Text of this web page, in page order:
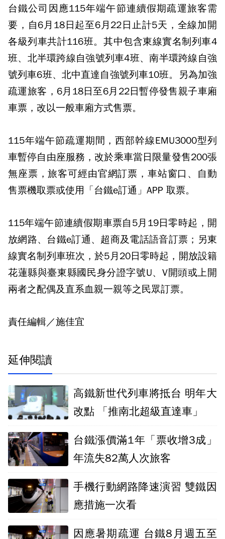
台鐵公司因應115年端午節連續假期疏運旅客需
要，自6月18日起至6月22日止計5天，全線加開
各級列車共計116班。其中包含東線實名制列車4
班、北半環跨線自強號列車4班、南半環跨線自強
號列車6班、北中直達自強號列車10班。另為加強
疏運旅客，6月18日至6月22日暫停發售親子車廂
車票，改以一般車廂方式售票。
115年端午節疏運期間，西部幹線EMU3000型列
車暫停自由座服務，改於乘車當日限量發售200張
無座票，旅客可經由官網訂票，車站窗口、自動
售票機取票或使用「台鐵e訂通」APP 取票。
115年端午節連續假期車票自5月19日零時起，開
放網路、台鐵e訂通、超商及電話語音訂票；另東
線實名制列車班次，於5月20日零時起，開放設籍
花蓮縣與臺東縣國民身分證字號U、V開頭或上開
兩者之配偶及直系血親一親等之民眾訂票。
責任編輯／施佳宜
延伸閱讀
高鐵新世代列車將抵台 明年大
改點 「推南北超級直達車」
台鐵漲價滿1年「票收增3成」
年流失82萬人次旅客
手機行動網路降速演習 雙鐵因
應措施一次看
因應暑期疏運 台鐵8月週五至